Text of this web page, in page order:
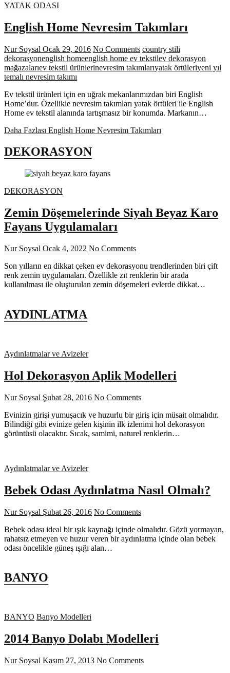
YATAK ODASI
English Home Nevresim Takımları
Nur Soysal Ocak 29, 2016 No Comments country stili
dekorasyonenglish homeenglish home ev tekstilev dekorasyon
mağazalarıev tekstil ürünlerinevresim takımlarıyatak örtüleriyeni yıl
temalı nevresim takımı
Ev tekstil ürünleri için en uğrak mekanlarımızdan biri English
Home’dur. Özellikle nevresim takımları yatak örtüleri ile English
Home ev tekstil alanında tartışmasız bir konumda. Markanın…
Daha Fazlası English Home Nevresim Takımları
DEKORASYON
DEKORASYON
Zemin Döşemelerinde Siyah Beyaz Karo
Fayans Uygulamaları
Nur Soysal Ocak 4, 2022 No Comments
Son yılların en dikkat çeken ev dekorasyonu trendlerinden biri çift
renk zemin uygulamaları. Özellikle zıt renklerin bir arada
kullanılması ile oluşturulan zemin döşemeleri evlerde dikkat…
AYDINLATMA
Aydınlatmalar ve Avizeler
Hol Dekorasyon Aplik Modelleri
Nur Soysal Şubat 28, 2016 No Comments
Evinizin girişi yumuşacık ve huzurlu bir giriş için müsait olmalıdır.
Bilindiği gibi evinize gelen kişinin ilk izlenimi hol dekorasyon
görüntüsü olacaktır. Sıcak, samimi, naturel renklerin…
Aydınlatmalar ve Avizeler
Bebek Odası Aydınlatma Nasıl Olmalı?
Nur Soysal Şubat 26, 2016 No Comments
Bebek odası ideal bir ışık kaynağı içinde olmalıdır. Gözü yormayan,
rahatsız etmeyen ve huzur veren bir aydınlatma içinde olan bebek
odası öncelikle güneş ışığı alan…
BANYO
BANYO Banyo Modelleri
2014 Banyo Dolabı Modelleri
Nur Soysal Kasım 27, 2013 No Comments